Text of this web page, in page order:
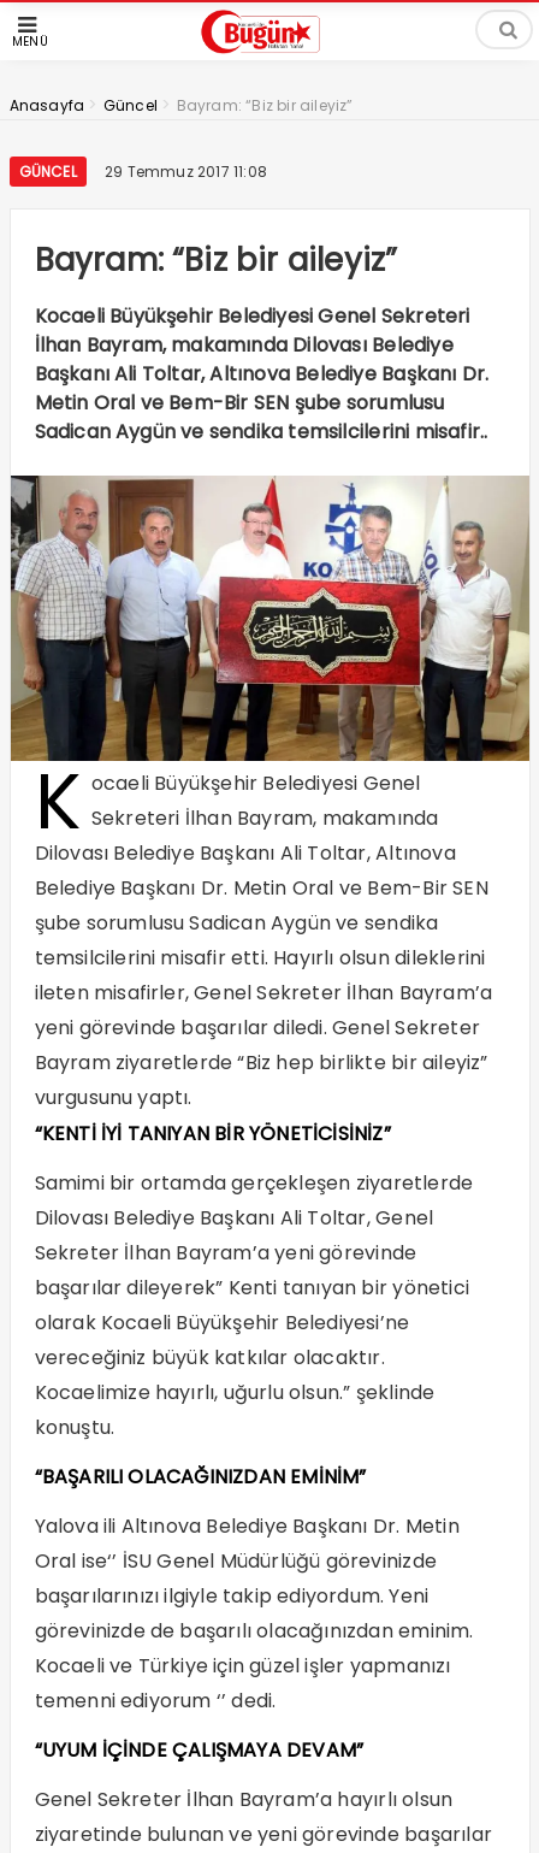
MENÜ
Anasayfa > Güncel > Bayram: “Biz bir aileyiz”
GÜNCEL 29 Temmuz 2017 11:08
Bayram: “Biz bir aileyiz”
Kocaeli Büyükşehir Belediyesi Genel Sekreteri
İlhan Bayram, makamında Dilovası Belediye
Başkanı Ali Toltar, Altınova Belediye Başkanı Dr.
Metin Oral ve Bem-Bir SEN şube sorumlusu
Sadican Aygün ve sendika temsilcilerini misafir..
K ocaeli Büyükşehir Belediyesi Genel
Sekreteri İlhan Bayram, makamında
Dilovası Belediye Başkanı Ali Toltar, Altınova
Belediye Başkanı Dr. Metin Oral ve Bem-Bir SEN
şube sorumlusu Sadican Aygün ve sendika
temsilcilerini misafir etti. Hayırlı olsun dileklerini
ileten misafirler, Genel Sekreter İlhan Bayram’a
yeni görevinde başarılar diledi. Genel Sekreter
Bayram ziyaretlerde “Biz hep birlikte bir aileyiz”
vurgusunu yaptı.
“KENTİ İYİ TANIYAN BİR YÖNETİCİSİNİZ”
Samimi bir ortamda gerçekleşen ziyaretlerde
Dilovası Belediye Başkanı Ali Toltar, Genel
Sekreter İlhan Bayram’a yeni görevinde
başarılar dileyerek” Kenti tanıyan bir yönetici
olarak Kocaeli Büyükşehir Belediyesi’ne
vereceğiniz büyük katkılar olacaktır.
Kocaelimize hayırlı, uğurlu olsun.” şeklinde
konuştu.
“BAŞARILI OLACAĞINIZDAN EMİNİM”
Yalova ili Altınova Belediye Başkanı Dr. Metin
Oral ise‘’ İSU Genel Müdürlüğü görevinizde
başarılarınızı ilgiyle takip ediyordum. Yeni
görevinizde de başarılı olacağınızdan eminim.
Kocaeli ve Türkiye için güzel işler yapmanızı
temenni ediyorum ‘’ dedi.
“UYUM İÇİNDE ÇALIŞMAYA DEVAM”
Genel Sekreter İlhan Bayram’a hayırlı olsun
ziyaretinde bulunan ve yeni görevinde başarılar